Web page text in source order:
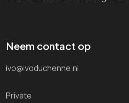
Neem contact op
ivo@ivoduchenne.nl
Private